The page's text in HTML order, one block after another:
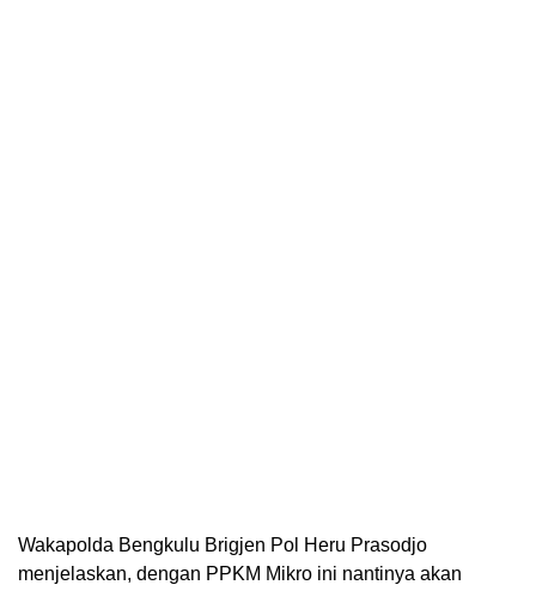
Wakapolda Bengkulu Brigjen Pol Heru Prasodjo
menjelaskan, dengan PPKM Mikro ini nantinya akan